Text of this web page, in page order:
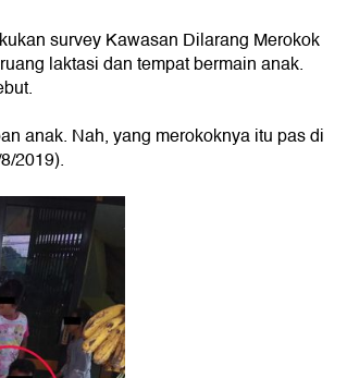
survey Kawasan Dilarang Merokok
laktasi dan tempat bermain anak.
anak. Nah, yang merokoknya itu pas di
2019).